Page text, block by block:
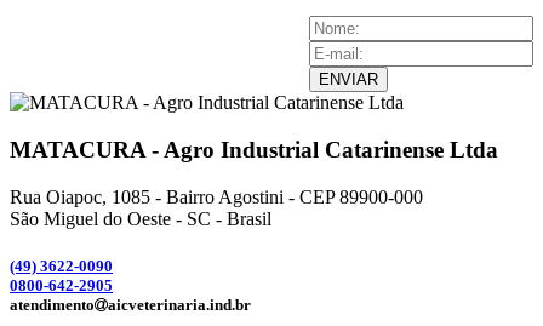
ENVIAR
MATACURA - Agro Industrial Catarinense Ltda
Rua Oiapoc, 1085 - Bairro Agostini - CEP 89900-000
São Miguel do Oeste - SC - Brasil
(49) 3622-0090
0800-642-2905
atendimento
aicveterinaria.ind.br